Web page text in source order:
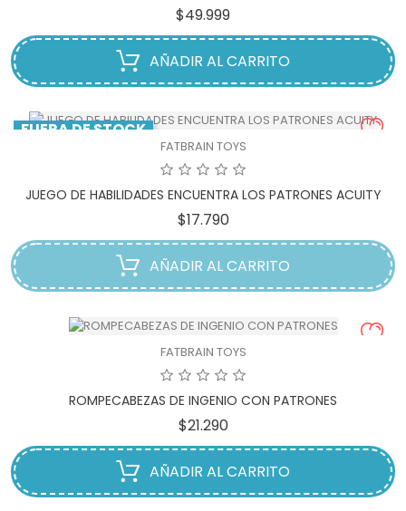
¡DISPONIBLE SÓLO EN INTERNET!
$49.999Precio
AÑADIR AL CARRITO
FUERA DE STOCK
FATBRAIN TOYS
JUEGO DE HABILIDADES ENCUENTRA LOS PATRONES ACUITY
$17.790Precio
AÑADIR AL CARRITO
FATBRAIN TOYS
ROMPECABEZAS DE INGENIO CON PATRONES
$21.290Precio
AÑADIR AL CARRITO